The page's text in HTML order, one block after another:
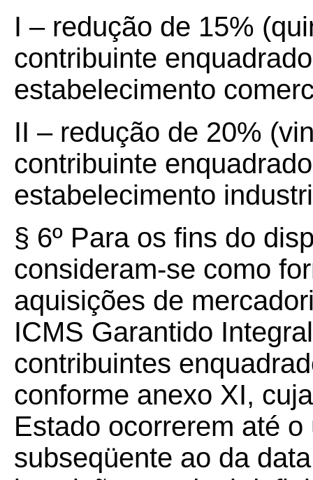
I – redução de 15%
contribuinte
estabelecimento
II – redução de 20%
contribuinte
estabelecimento
§ 6º Para os fins do
consideram-se como
aquisições de
ICMS Garantido
contribuintes
conforme anexo XI,
Estado ocorrerem até
subseqüente ao da